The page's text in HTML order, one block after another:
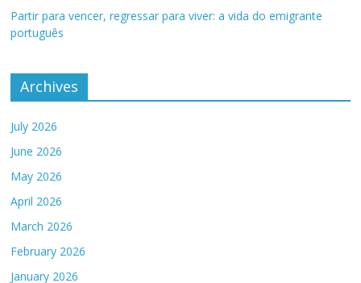
Partir para vencer, regressar para viver: a vida do emigrante
português
Archives
July 2026
June 2026
May 2026
April 2026
March 2026
February 2026
January 2026